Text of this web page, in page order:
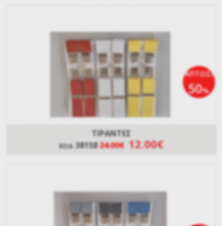
ΕΚΠΤΩΣΗ
50%
ΤΙΡΑΝΤΕΣ
ΚΩΔ 3815824.00€ 12.00€